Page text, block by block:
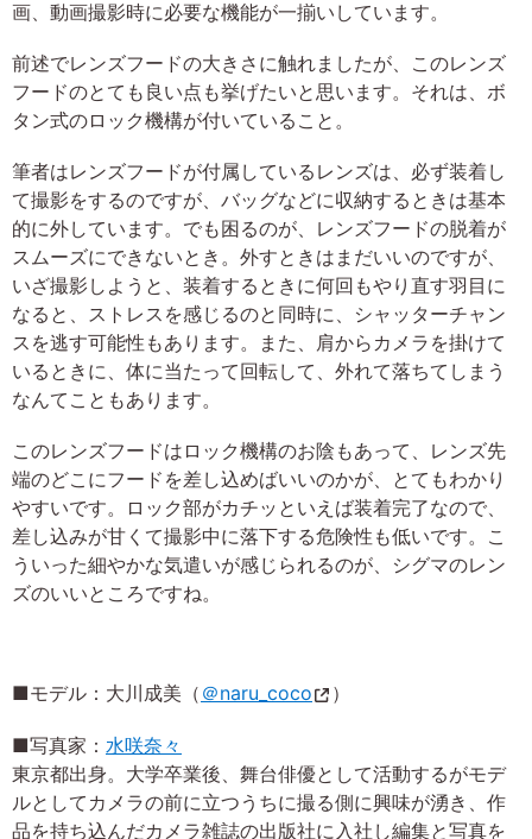
画、動画撮影時に必要な機能が一揃いしています。
前述でレンズフードの大きさに触れましたが、このレンズ
フードのとても良い点も挙げたいと思います。それは、ボ
タン式のロック機構が付いていること。
筆者はレンズフードが付属しているレンズは、必ず装着し
て撮影をするのですが、バッグなどに収納するときは基本
的に外しています。でも困るのが、レンズフードの脱着が
スムーズにできないとき。外すときはまだいいのですが、
いざ撮影しようと、装着するときに何回もやり直す羽目に
なると、ストレスを感じるのと同時に、シャッターチャン
スを逃す可能性もあります。また、肩からカメラを掛けて
いるときに、体に当たって回転して、外れて落ちてしまう
なんてこともあります。
このレンズフードはロック機構のお陰もあって、レンズ先
端のどこにフードを差し込めばいいのかが、とてもわかり
やすいです。ロック部がカチッといえば装着完了なので、
差し込みが甘くて撮影中に落下する危険性も低いです。こ
ういった細やかな気遣いが感じられるのが、シグマのレン
ズのいいところですね。
■モデル：大川成美（ ＠naru_coco ）
■写真家： 水咲奈々
東京都出身。大学卒業後、舞台俳優として活動するがモデ
ルとしてカメラの前に立つうちに撮る側に興味が湧き、作
品を持ち込んだカメラ雑誌の出版社に入社し編集と写真を